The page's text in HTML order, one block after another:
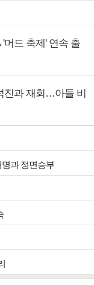
드 축제' 연속 출
진과 재회…아들 비
명과 정면승부